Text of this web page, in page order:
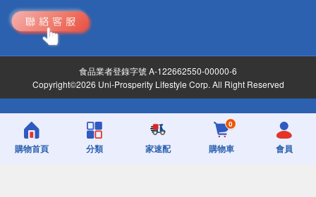
食品業者登錄字號 A-122662550-00000-6
Copyright©2026 Uni-Prosperity Lifestyle Corp. All Right Reserved
購物首頁 分類 家速配
0
購物車 會員